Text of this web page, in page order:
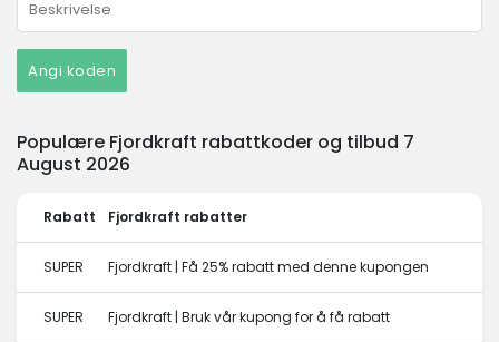
Angi koden
Populære Fjordkraft rabattkoder og tilbud 7
August 2026
Rabatt Fjordkraft rabatter
SUPER Fjordkraft | Få 25% rabatt med denne kupongen
SUPER Fjordkraft | Bruk vår kupong for å få rabatt